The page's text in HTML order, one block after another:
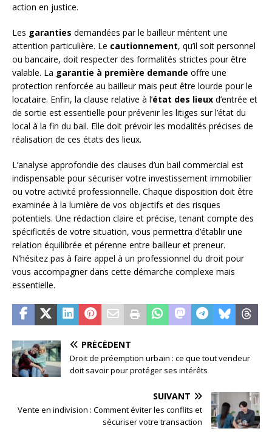
action en justice.
Les garanties demandées par le bailleur méritent une
attention particulière. Le cautionnement, qu’il soit personnel
ou bancaire, doit respecter des formalités strictes pour être
valable. La garantie à première demande offre une
protection renforcée au bailleur mais peut être lourde pour le
locataire. Enfin, la clause relative à l’état des lieux d’entrée et
de sortie est essentielle pour prévenir les litiges sur l’état du
local à la fin du bail. Elle doit prévoir les modalités précises de
réalisation de ces états des lieux.
L’analyse approfondie des clauses d’un bail commercial est
indispensable pour sécuriser votre investissement immobilier
ou votre activité professionnelle. Chaque disposition doit être
examinée à la lumière de vos objectifs et des risques
potentiels. Une rédaction claire et précise, tenant compte des
spécificités de votre situation, vous permettra d’établir une
relation équilibrée et pérenne entre bailleur et preneur.
N’hésitez pas à faire appel à un professionnel du droit pour
vous accompagner dans cette démarche complexe mais
essentielle.
PRÉCÉDENT
Droit de préemption urbain : ce que tout vendeur
doit savoir pour protéger ses intérêts
SUIVANT
Vente en indivision : Comment éviter les conflits et
sécuriser votre transaction